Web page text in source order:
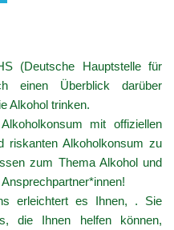
(Deutsche Hauptstelle für
einen Überblick darüber
Alkohol trinken.
mit offiziellen
riskanten Alkoholkonsum zu
zum Thema Alkohol und
erleichtert es Ihnen, . Sie
die Ihnen helfen können,